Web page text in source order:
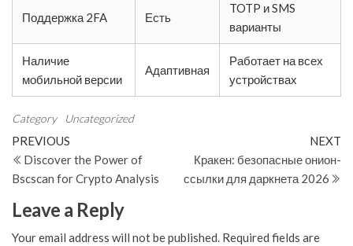
Поддержка 2FA Есть
TOTP и SMS
варианты
Наличие
мобильной версии
Адаптивная
Работает на всех
устройствах
Category Uncategorized
Post
navigation
Previous
Post
PREVIOUS
Discover the Power of
Bscscan for Crypto Analysis
NEXT
Кракен: безопасные онион-
ссылки для даркнета 2026
Leave a Reply
Your email address will not be published. Required fields are